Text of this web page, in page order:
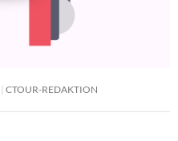
CTOUR-REDAKTION